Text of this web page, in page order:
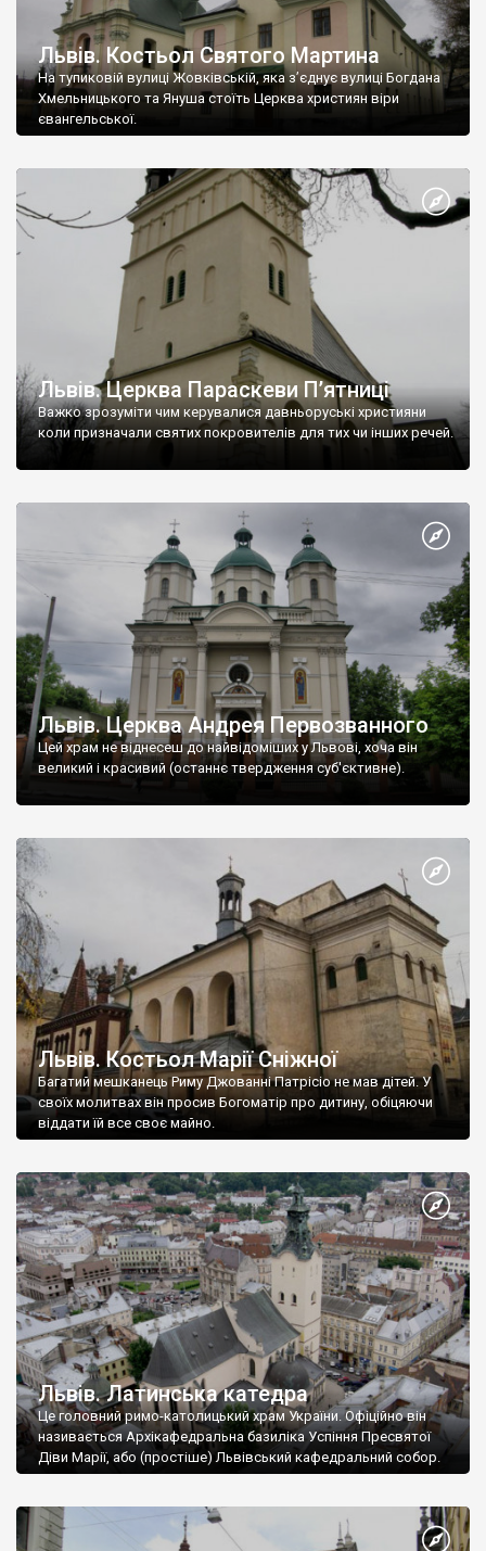
Львів. Костьол Святого Мартина
На тупиковій вулиці Жовківській, яка з’єднує вулиці Богдана
Хмельницького та Януша стоїть Церква християн віри
євангельської.
Львів. Церква Параскеви П’ятниці
Важко зрозуміти чим керувалися давньоруські християни
коли призначали святих покровителів для тих чи інших речей.
Львів. Церква Андрея Первозванного
Цей храм не віднесеш до найвідоміших у Львові, хоча він
великий і красивий (останнє твердження суб'єктивне).
Львів. Костьол Марії Сніжної
Багатий мешканець Риму Джованні Патрісіо не мав дітей. У
своїх молитвах він просив Богоматір про дитину, обіцяючи
віддати їй все своє майно.
Львів. Латинська катедра
Це головний римо-католицький храм України. Офіційно він
називається Архікафедральна базиліка Успіння Пресвятої
Діви Марії, або (простіше) Львівський кафедральний собор.